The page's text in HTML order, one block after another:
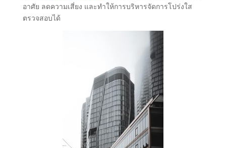
อาศัย ลดความเสี่ยง และทำให้การบริหารจัดการโปร่งใส
ตรวจสอบได้